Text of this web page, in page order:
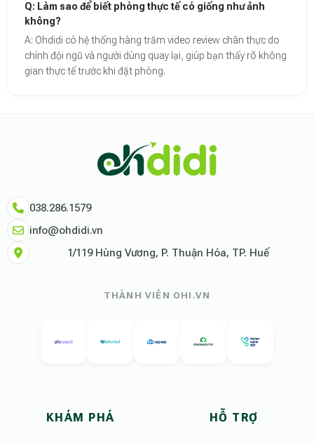
Q: Làm sao để biết phòng thực tế có giống như ảnh
không?
A: Ohdidi có hệ thống hàng trăm video review chân thực do
chính đội ngũ và người dùng quay lại, giúp bạn thấy rõ không
gian thực tế trước khi đặt phòng.
Ohdidi Facebook Official,
038.286.1579
info@ohdidi.vn
1/119 Hùng Vương, P. Thuận Hóa, TP. Huế
THÀNH VIÊN OHI.VN
KHÁM PHÁ HỖ TRỢ